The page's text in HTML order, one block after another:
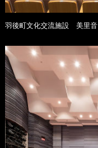
羽後町文化交流施設 美里音